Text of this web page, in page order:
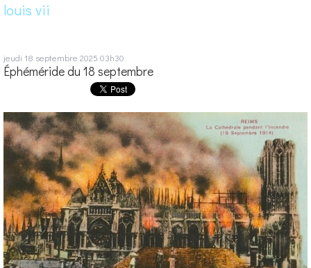
louis vii
jeudi 18 septembre 2025 03h30
Éphéméride du 18 septembre